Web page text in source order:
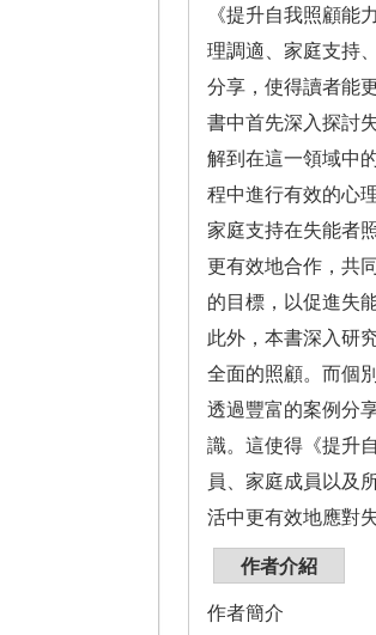
《提升自我照顧能
理調適、家庭支持
分享，使得讀者能
書中首先深入探討
解到在這一領域中
程中進行有效的心
家庭支持在失能者
更有效地合作，共
的目標，以促進失
此外，本書深入研
全面的照顧。而個
透過豐富的案例分
識。這使得《提升
員、家庭成員以及
活中更有效地應對
作者介紹
作者簡介